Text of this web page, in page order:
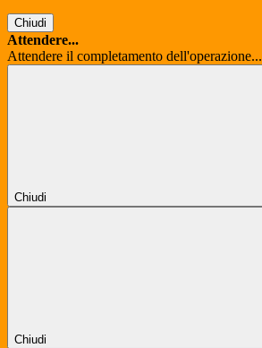
Chiudi
Attendere...
Attendere il completamento dell'operazione...
Chiudi
Chiudi